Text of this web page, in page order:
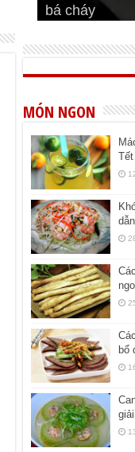
bá cháy
Bí quyết để
đúng vị
Cách ướp thịt
ngon
MÓN NGON
dẫn
bổ